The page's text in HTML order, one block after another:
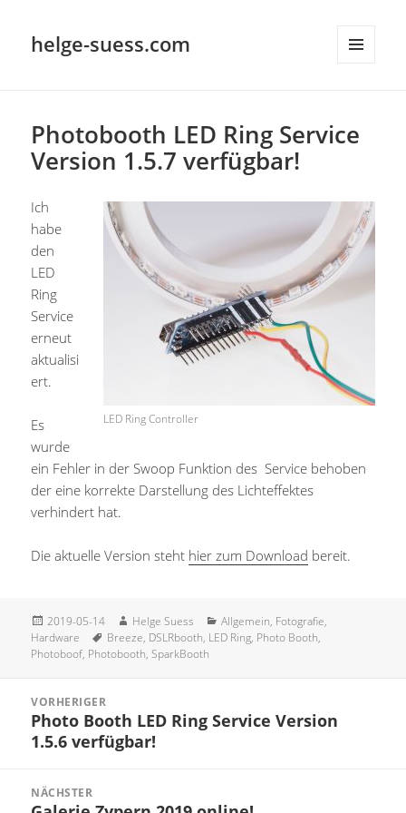
helge-suess.com
Photobooth LED Ring Service
Version 1.5.7 verfügbar!
LED Ring Controller
Ich
habe
den
LED
Ring
Service
erneut
aktualisi
ert.
Es
wurde
ein Fehler in der Swoop Funktion des Service behoben
der eine korrekte Darstellung des Lichteffektes
verhindert hat.
Die aktuelle Version steht hier zum Download bereit.
Veröffentlicht
am
2019-05-14 Autor
Helge Suess Kategorien
Allgemein, Fotografie,
Hardware
Schlagwörter
Breeze, DSLRbooth, LED Ring, Photo Booth,
Photoboof, Photobooth,SparkBooth
VORHERIGER
Vorheriger
Beitrag:
Photo Booth LED Ring Service Version
1.5.6 verfügbar!
NÄCHSTER